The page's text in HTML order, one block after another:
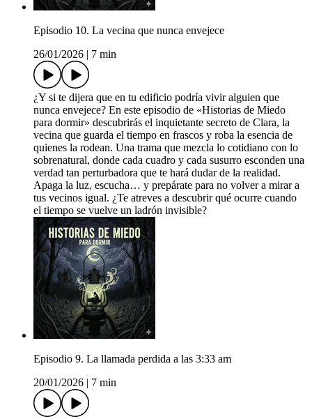
Episodio 10. La vecina que nunca envejece
26/01/2026
7 min
¿Y si te dijera que en tu edificio podría vivir alguien que
nunca envejece? En este episodio de «Historias de Miedo
para dormir» descubrirás el inquietante secreto de Clara, la
vecina que guarda el tiempo en frascos y roba la esencia de
quienes la rodean. Una trama que mezcla lo cotidiano con lo
sobrenatural, donde cada cuadro y cada susurro esconden una
verdad tan perturbadora que te hará dudar de la realidad.
Apaga la luz, escucha… y prepárate para no volver a mirar a
tus vecinos igual. ¿Te atreves a descubrir qué ocurre cuando
el tiempo se vuelve un ladrón invisible?
Episodio 9. La llamada perdida a las 3:33 am
20/01/2026
7 min